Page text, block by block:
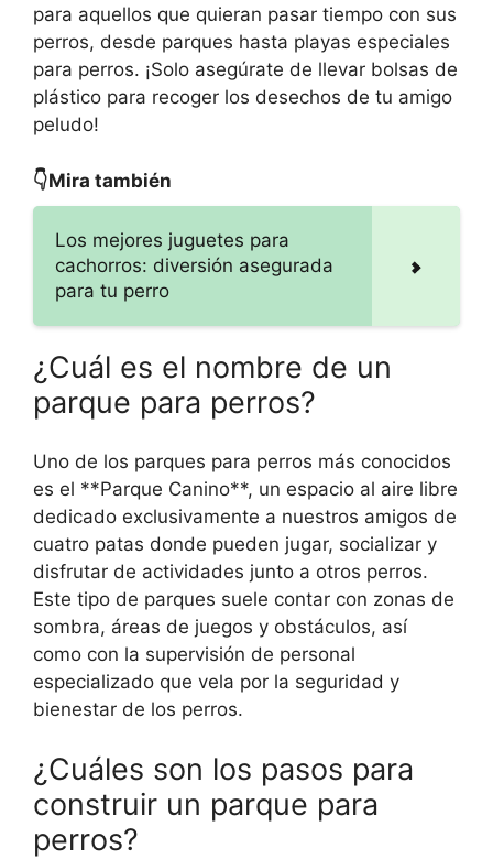
para aquellos que quieran pasar tiempo con sus
perros, desde parques hasta playas especiales
para perros. ¡Solo asegúrate de llevar bolsas de
plástico para recoger los desechos de tu amigo
peludo!
👇Mira también
Los mejores juguetes para
cachorros: diversión asegurada
para tu perro
¿Cuál es el nombre de un
parque para perros?
Uno de los parques para perros más conocidos
es el **Parque Canino**, un espacio al aire libre
dedicado exclusivamente a nuestros amigos de
cuatro patas donde pueden jugar, socializar y
disfrutar de actividades junto a otros perros.
Este tipo de parques suele contar con zonas de
sombra, áreas de juegos y obstáculos, así
como con la supervisión de personal
especializado que vela por la seguridad y
bienestar de los perros.
¿Cuáles son los pasos para
construir un parque para
perros?